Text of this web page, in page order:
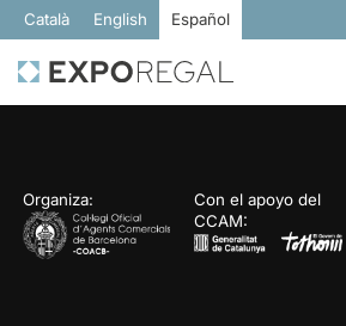
Català English Español
Organiza:
Con el apoyo del
CCAM: